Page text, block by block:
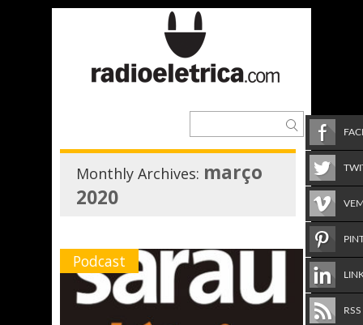
Monthly Archives: março
2020
Podcast
RSS